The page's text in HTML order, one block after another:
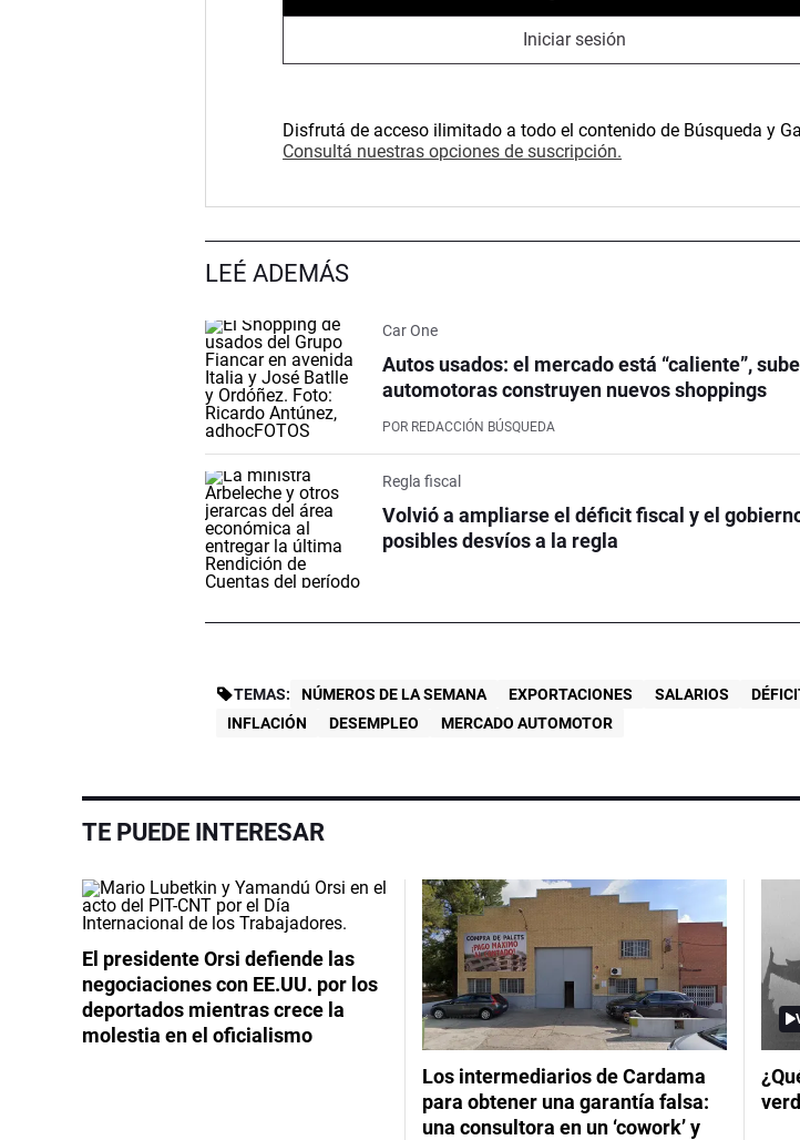
Iniciar sesión
Disfrutá de acceso ilimitado a todo el contenido de Búsqueda y
Consultá nuestras opciones de suscripción.
LEÉ ADEMÁS
Car One
Autos usados: el mercado está “caliente”,
automotoras construyen nuevos shoppings
POR REDACCIÓN BÚSQUEDA
Regla fiscal
Volvió a ampliarse el déficit fiscal y el
posibles desvíos a la regla
TEMAS: NÚMEROS DE LA SEMANA EXPORTACIONES SALARIOS
INFLACIÓN
DESEMPLEO MERCADO AUTOMOTOR
TE PUEDE INTERESAR
El presidente Orsi defiende las
negociaciones con EE.UU. por los
deportados mientras crece la
molestia en el oficialismo
Los intermediarios de Cardama
para obtener una garantía falsa:
una consultora en un ‘cowork’ y